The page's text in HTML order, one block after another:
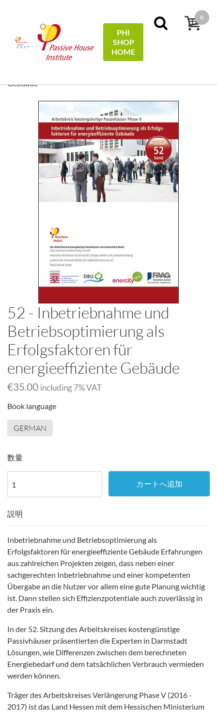
メニュー
PHI
SHOP
HOME
0
Protocols
52 - Inbetriebnahme und
Gebäude
52 - Inbetriebnahme und
Betriebsoptimierung als
Erfolgsfaktoren für
energieeffiziente Gebäude
€35.00 including 7% VAT
Book language
GERMAN
数量
カートへ追加
説明
Inbetriebnahme und Betriebsoptimierung als
Erfolgsfaktoren für energieeffiziente Gebäude Erfahrungen
aus zahlreichen Projekten zeigen, dass neben einer
sachgerechten Inbetriebnahme und einer kompetenten
Übergabe an die Nutzer vor allem eine gute Planung wichtig
ist. Dann stellen sich Effizienzpotentiale auch zuverlässig in
der Praxis ein.
In der 52. Sitzung des Arbeitskreises kostengünstige
Passivhäuser präsentierten die Experten in Darmstadt
Lösungen, wie Differenzen zwischen dem berechneten
Energiebedarf und dem tatsächlichen Verbrauch vermieden
werden können.
Träger des Arbeitskreises Verlängerung Phase V (2016 -
2017) ist das Land Hessen mit dem Hessischen Ministerium